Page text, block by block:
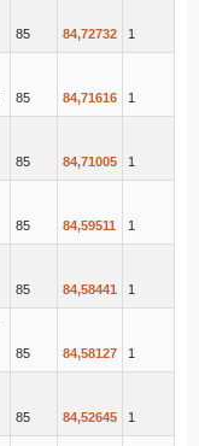
85 84,72732 1
85 84,71616 1
85 84,71005 1
85 84,59511 1
85 84,58441 1
85 84,58127 1
85 84,52645 1